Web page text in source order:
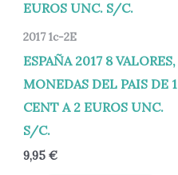
2017 1c-2E
ESPAÑA 2017 8 VALORES,
MONEDAS DEL PAIS DE 1
CENT A 2 EUROS UNC.
S/C.
9,95€